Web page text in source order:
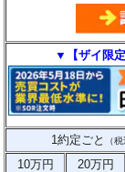
▼【ザイ限
1約定ごと （税
10万円
20万円